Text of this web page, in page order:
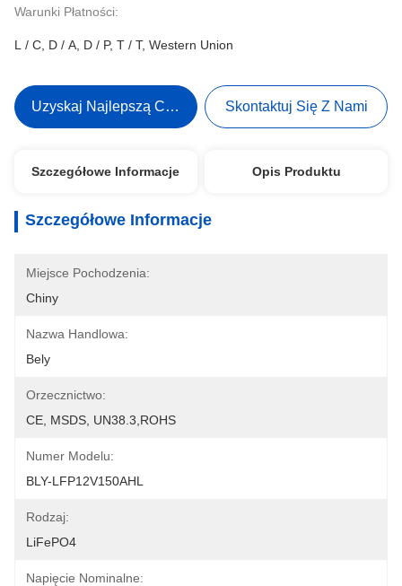
Warunki Płatności:
L / C, D / A, D / P, T / T, Western Union
Uzyskaj Najlepszą Cenę Skontaktuj Się Z Nami
Szczegółowe Informacje Opis Produktu
Szczegółowe Informacje
Miejsce Pochodzenia:
Chiny
Nazwa Handlowa:
Bely
Orzecznictwo:
CE, MSDS, UN38.3,ROHS
Numer Modelu:
BLY-LFP12V150AHL
Rodzaj:
LiFePO4
Napięcie Nominalne: